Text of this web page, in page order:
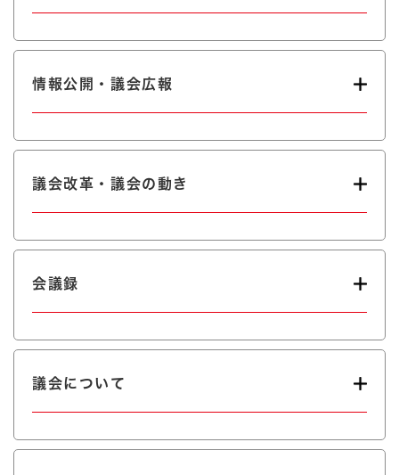
情報公開・議会広報
議会改革・議会の動き
会議録
議会について